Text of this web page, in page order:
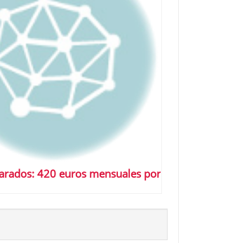
420 euros mensuales por